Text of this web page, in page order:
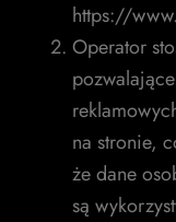
https://
Operator
na stronie,
że dane
są